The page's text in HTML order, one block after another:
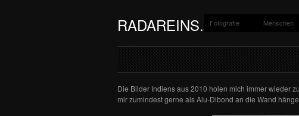
RADAREINS.DE Ein Fotoblog von
Fotografie Menschen
Die Bilder Indiens aus 2010 holen mich immer wieder
mir zumindest gerne als Alu-Dibond an die Wand